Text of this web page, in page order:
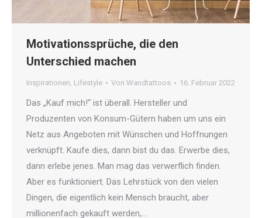
Motivationssprüche, die den
Unterschied machen
Inspirationen, Lifestyle Von Wandtattoos 16. Februar 2022
Das „Kauf mich!“ ist überall. Hersteller und
Produzenten von Konsum-Gütern haben um uns ein
Netz aus Angeboten mit Wünschen und Hoffnungen
verknüpft. Kaufe dies, dann bist du das. Erwerbe dies,
dann erlebe jenes. Man mag das verwerflich finden.
Aber es funktioniert. Das Lehrstück von den vielen
Dingen, die eigentlich kein Mensch braucht, aber
millionenfach gekauft werden,…